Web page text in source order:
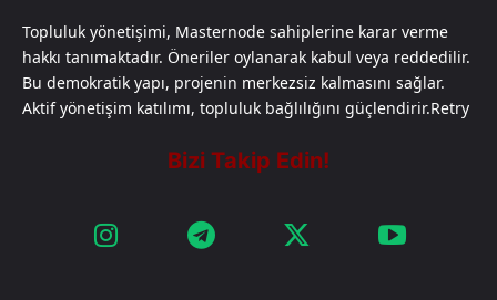
Topluluk yönetişimi, Masternode sahiplerine karar verme
hakkı tanımaktadır. Öneriler oylanarak kabul veya reddedilir.
Bu demokratik yapı, projenin merkezsiz kalmasını sağlar.
Aktif yönetişim katılımı, topluluk bağlılığını güçlendirir.Retry